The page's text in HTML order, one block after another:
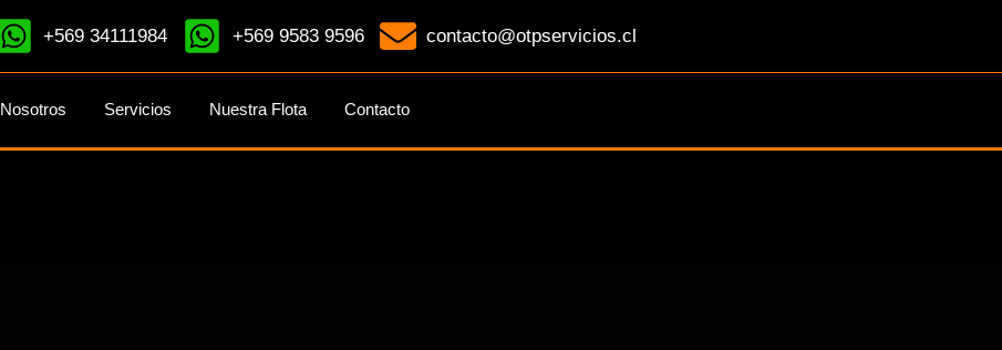
+569 34111984 +569 9583 9596 contacto@otpservicios.cl
Nosotros Servicios Nuestra Flota Contacto